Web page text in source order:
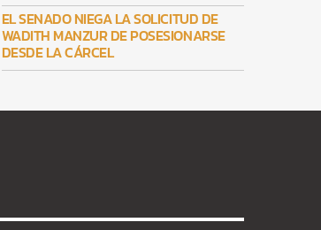
EL SENADO NIEGA LA SOLICITUD DE
WADITH MANZUR DE POSESIONARSE
DESDE LA CÁRCEL